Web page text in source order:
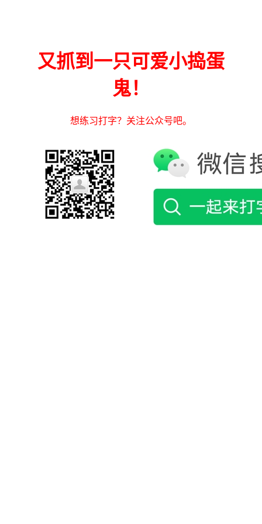
又抓到一只可爱小捣蛋
鬼！
想练习打字？关注公众号吧。